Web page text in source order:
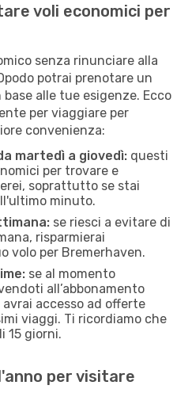
voli economici per
senza rinunciare alla
potrai prenotare un
alle tue esigenze. Ecco
per viaggiare per
convenienza:
martedì a giovedì: questi
per trovare e
soprattutto se stai
minuto.
se riesci a evitare di
risparmierai
volo per Bremerhaven.
se al momento
all’abbonamento
avrai accesso ad offerte
viaggi. Ti ricordiamo che
15 giorni.
per visitare